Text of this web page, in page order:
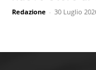
Redazione - 30 Luglio